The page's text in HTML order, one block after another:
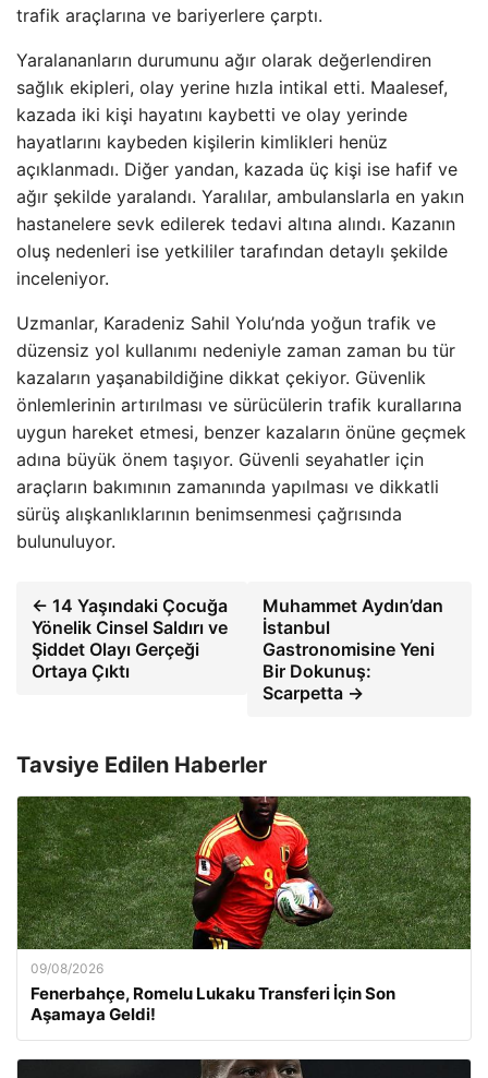
trafik araçlarına ve bariyerlere çarptı.
Yaralananların durumunu ağır olarak değerlendiren
sağlık ekipleri, olay yerine hızla intikal etti. Maalesef,
kazada iki kişi hayatını kaybetti ve olay yerinde
hayatlarını kaybeden kişilerin kimlikleri henüz
açıklanmadı. Diğer yandan, kazada üç kişi ise hafif ve
ağır şekilde yaralandı. Yaralılar, ambulanslarla en yakın
hastanelere sevk edilerek tedavi altına alındı. Kazanın
oluş nedenleri ise yetkililer tarafından detaylı şekilde
inceleniyor.
Uzmanlar, Karadeniz Sahil Yolu’nda yoğun trafik ve
düzensiz yol kullanımı nedeniyle zaman zaman bu tür
kazaların yaşanabildiğine dikkat çekiyor. Güvenlik
önlemlerinin artırılması ve sürücülerin trafik kurallarına
uygun hareket etmesi, benzer kazaların önüne geçmek
adına büyük önem taşıyor. Güvenli seyahatler için
araçların bakımının zamanında yapılması ve dikkatli
sürüş alışkanlıklarının benimsenmesi çağrısında
bulunuluyor.
← 14 Yaşındaki Çocuğa
Yönelik Cinsel Saldırı ve
Şiddet Olayı Gerçeği
Ortaya Çıktı
Muhammet Aydın’dan
İstanbul
Gastronomisine Yeni
Bir Dokunuş:
Scarpetta →
Tavsiye Edilen Haberler
09/08/2026
Fenerbahçe, Romelu Lukaku Transferi İçin Son
Aşamaya Geldi!